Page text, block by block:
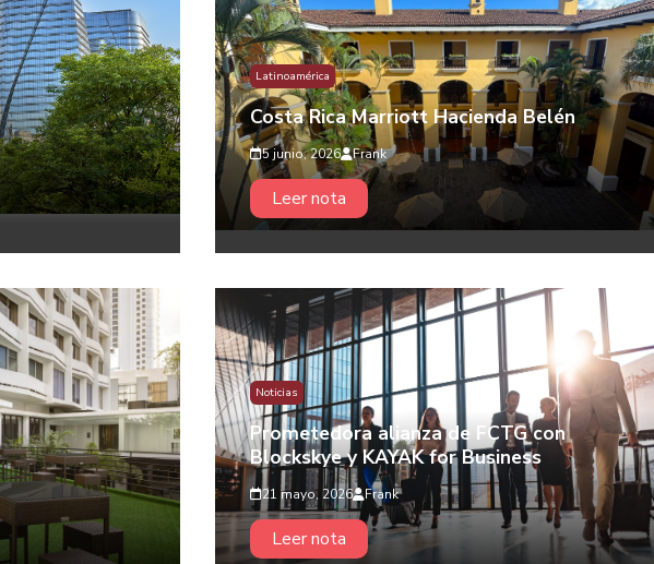
Latinoamérica
Costa Rica Marriott Hacienda Belén
5 junio, 2026 Frank
Leer nota
Noticias
Prometedora alianza de FCTG con
Blockskye y KAYAK for Business
21 mayo, 2026 Frank
Leer nota